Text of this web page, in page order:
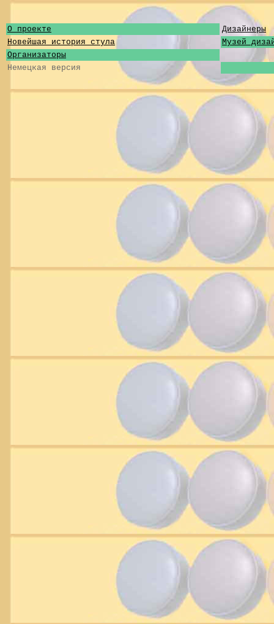
О проекте
Дизайнеры
Новейшая история стула
Музей
Организаторы
Немецкая версия